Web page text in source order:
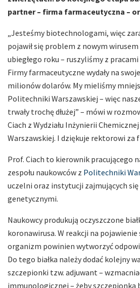
partner – firma farmaceutyczna –
„Jesteśmy biotechnologami, więc
pojawił się problem z nowym wirusem
ubiegłego roku – ruszyliśmy z
Firmy farmaceutyczne wydały na
milionów dolarów. My mieliśmy
Politechniki Warszawskiej – więc
trwały trochę dłużej” – mówi w
Ciach z Wydziału Inżynierii
Warszawskiej. I dziękuje rektorowi za
Prof. Ciach to kierownik pracującego
zespołu naukowców z Politechniki
uczelni oraz instytucji zajmujących
genetycznymi.
Naukowcy produkują oczyszczone
koronawirusa. W reakcji na pojawienie
organizm powinien wytworzyć
Do tego białka należy dodać kolejny
szczepionki tzw. adjuwant –
immunologicznej – żeby szczepionka